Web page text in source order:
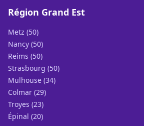
Région Grand Est
Metz (50)
Nancy (50)
Reims (50)
Strasbourg (50)
Mulhouse (34)
Colmar (29)
Troyes (23)
Épinal (20)